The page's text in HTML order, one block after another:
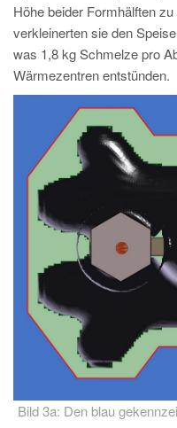
Höhe beider Formhälften
verkleinerten sie den
was 1,8 kg Schmelze pro
Wärmezentren entstünden.
Bild 3a: Den blau